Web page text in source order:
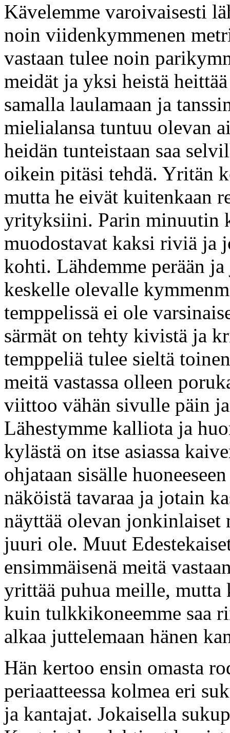
Kävelemme varoivaisesti
noin viidenkymmenen
vastaan tulee noin
meidät ja yksi heistä
samalla laulamaan ja
mielialansa tuntuu olevan
heidän tunteistaan saa
oikein pitäsi tehdä. Yritän
mutta he eivät kuitenkaan
yrityksiini. Parin minuutin
muodostavat kaksi riviä ja
kohti. Lähdemme perään
keskelle olevalle
temppelissä ei ole
särmät on tehty kivistä ja
temppeliä tulee sieltä
meitä vastassa olleen
viittoo vähän sivulle päin
Lähestymme kalliota ja
kylästä on itse asiassa
ohjataan sisälle
näköistä tavaraa ja jotain
näyttää olevan jonkinlaiset
juuri ole. Muut
ensimmäisenä meitä
yrittää puhua meille, mutta
kuin tulkkikoneemme saa
alkaa juttelemaan hänen
Hän kertoo ensin omasta
periaatteessa kolmea eri
ja kantajat. Jokaisella